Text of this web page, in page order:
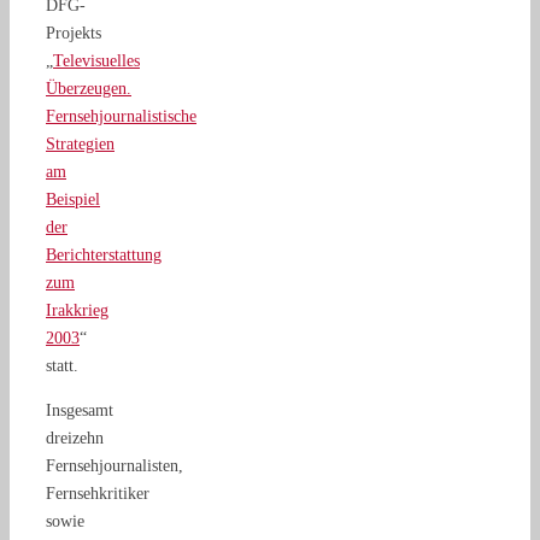
DFG-
Projekts
Televisuelles
Überzeugen.
Fernsehjournalistische
Strategien
am
Beispiel
der
Berichterstattung
zum
Irakkrieg
2003“
statt.
Insgesamt
dreizehn
Fernsehjournalisten,
Fernsehkritiker
sowie